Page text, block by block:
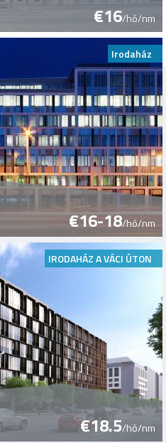
€16/hó/nm
Irodaház
€16-18/hó/nm
IRODAHÁZ A VÁCI ÚTON
€18.5/hó/nm